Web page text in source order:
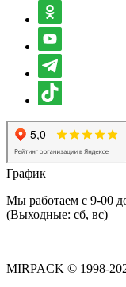
График
Мы работаем с 9-00
(Выходные: сб, вс)
MIRPACK © 1998-